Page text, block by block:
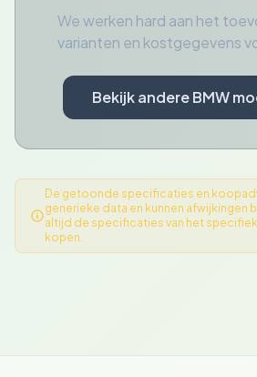
We werken hard aan het
varianten en kostgegevens
Bekijk andere BMW
De getoonde specificaties en
generieke data en kunnen afwijkingen
altijd de specificaties van het
kopen.